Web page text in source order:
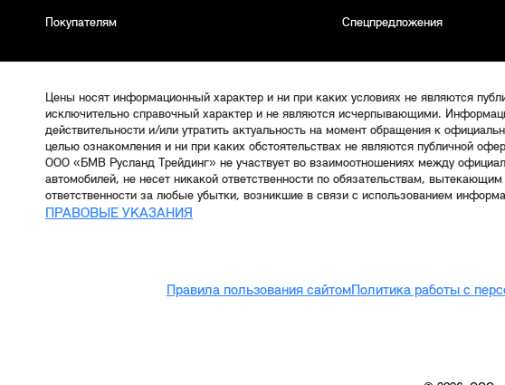
Покупателям Спецпредложения
Цены носят информационный характер и ни при каких условиях не являются
исключительно справочный характер и не являются исчерпывающими.
действительности и/или утратить актуальность на момент обращения к
целью ознакомления и ни при каких обстоятельствах не являются публичной
ООО «БМВ Русланд Трейдинг» не участвует во взаимоотношениях между
автомобилей, не несет никакой ответственности по обязательствам,
ответственности за любые убытки, возникшие в связи с использованием
ПРАВОВЫЕ УКАЗАНИЯ
Правила пользования сайтомПолитика работы с